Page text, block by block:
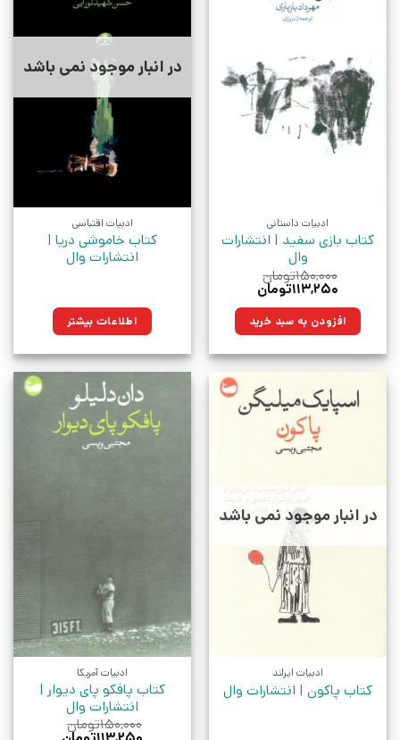
ادبیات داستانی
کتاب بازی سفید | انتشارات
وال
۱۵۰,۰۰۰تومان
قیمت
۱۵۰,۰۰۰تومان
بود.
۱۱۳,۲۵۰تومان
۱۱۳,۲۵۰تومان.افزودن به سبد خرید
در انبار موجود نمی باشد
ادبیات اقتباسی
کتاب خاموشی دریا |
انتشارات وال
اطلاعات بیشتر
در انبار موجود نمی باشد
ادبیات ایرلند
کتاب پاکون | انتشارات وال
ادبیات آمریکا
کتاب پافکو پای دیوار |
انتشارات وال
۱۵۰,۰۰۰تومان